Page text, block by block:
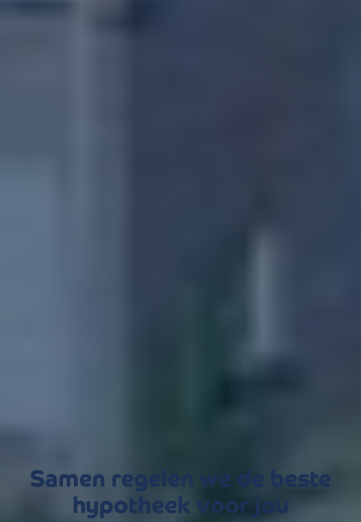
Samen regelen we de beste
hypotheek voor jou